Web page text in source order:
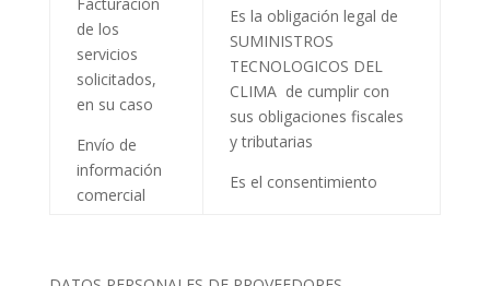
de los
servicios
solicitados,
en su caso
Envío de
información
comercial
Es la obligación legal de
SUMINISTROS
TECNOLOGICOS DEL
CLIMA de cumplir con
sus obligaciones fiscales
y tributarias
Es el consentimiento